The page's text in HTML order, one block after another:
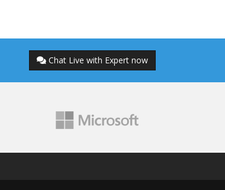
Chat Live with Expert now